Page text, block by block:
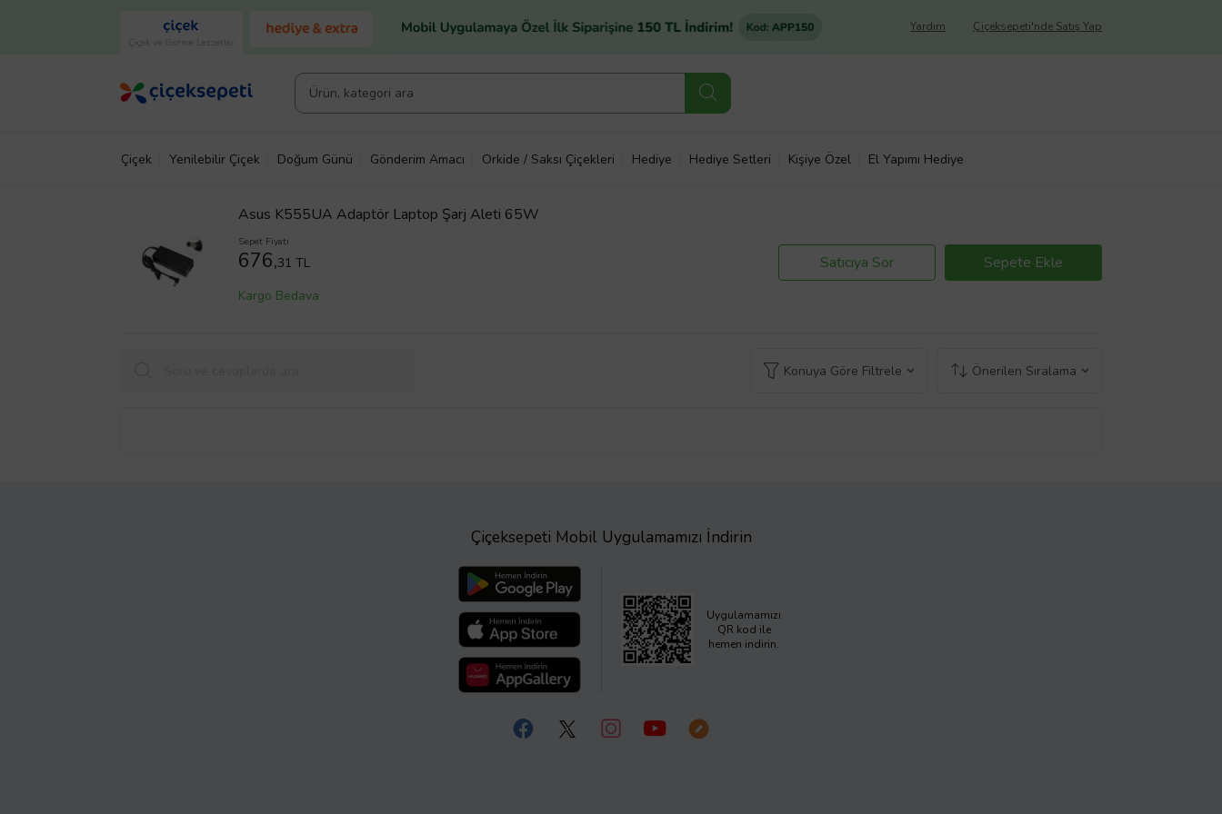
Çiçek ve Gurme Lezzetler
Çiçeksepeti'nde Satış Yap
Yardım
Çiçek Yenilebilir Çiçek Doğum Günü Gönderim Amacı Orkide / Saksı Çiçekleri Hediye Hediye Setleri Kişiye Özel El Yapımı Hediye
Asus K555UA Adaptör Laptop Şarj Aleti 65W
Sepet Fiyatı
676,31 TL
Kargo Bedava
Satıcıya Sor Sepete Ekle
Konuya Göre Filtrele Önerilen Sıralama
Çiçeksepeti Mobil Uygulamamızı İndirin
Uygulamamızı
QR kod ile
hemen indirin.